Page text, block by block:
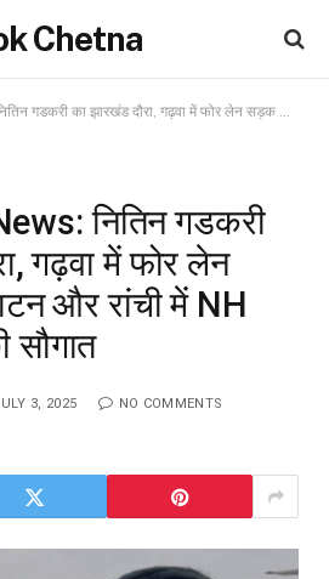
Chetna
दौरा, गढ़वा में फोर लेन सड़क का उद्घाटन और रांची में NH परियोजनाओं की सौगात
नितिन गडकरी
गढ़वा में फोर लेन
और रांची में NH
सौगात
3, 2025 NO COMMENTS